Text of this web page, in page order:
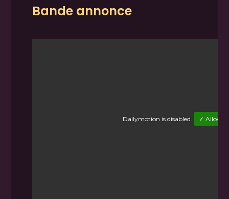
Bande annonce
Dailymotion is disabled. ✓ Allow